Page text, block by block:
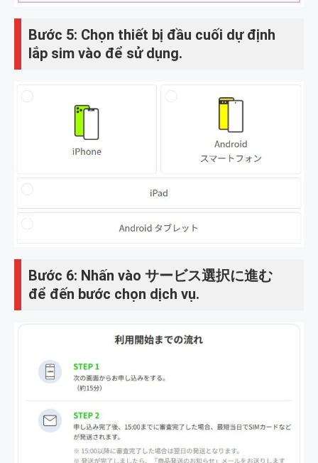
Bước 5: Chọn thiết bị đầu cuối dự định
lắp sim vào để sử dụng.
Bước 6: Nhấn vào サービス選択に進む
để đến bước chọn dịch vụ.